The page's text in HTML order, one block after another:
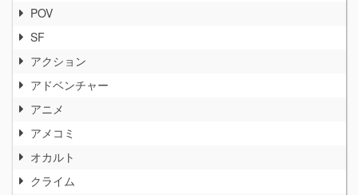
POV
SF
アクション
アドベンチャー
アニメ
アメコミ
オカルト
クライム